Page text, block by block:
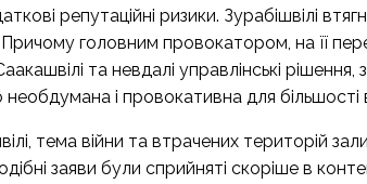
репутаційні ризики. Зурабішвілі
Причому головним провокатором, на її
та невдалі управлінські рішення,
необдумана і провокативна для більшості
тема війни та втрачених територій
заяви були сприйняті скоріше в